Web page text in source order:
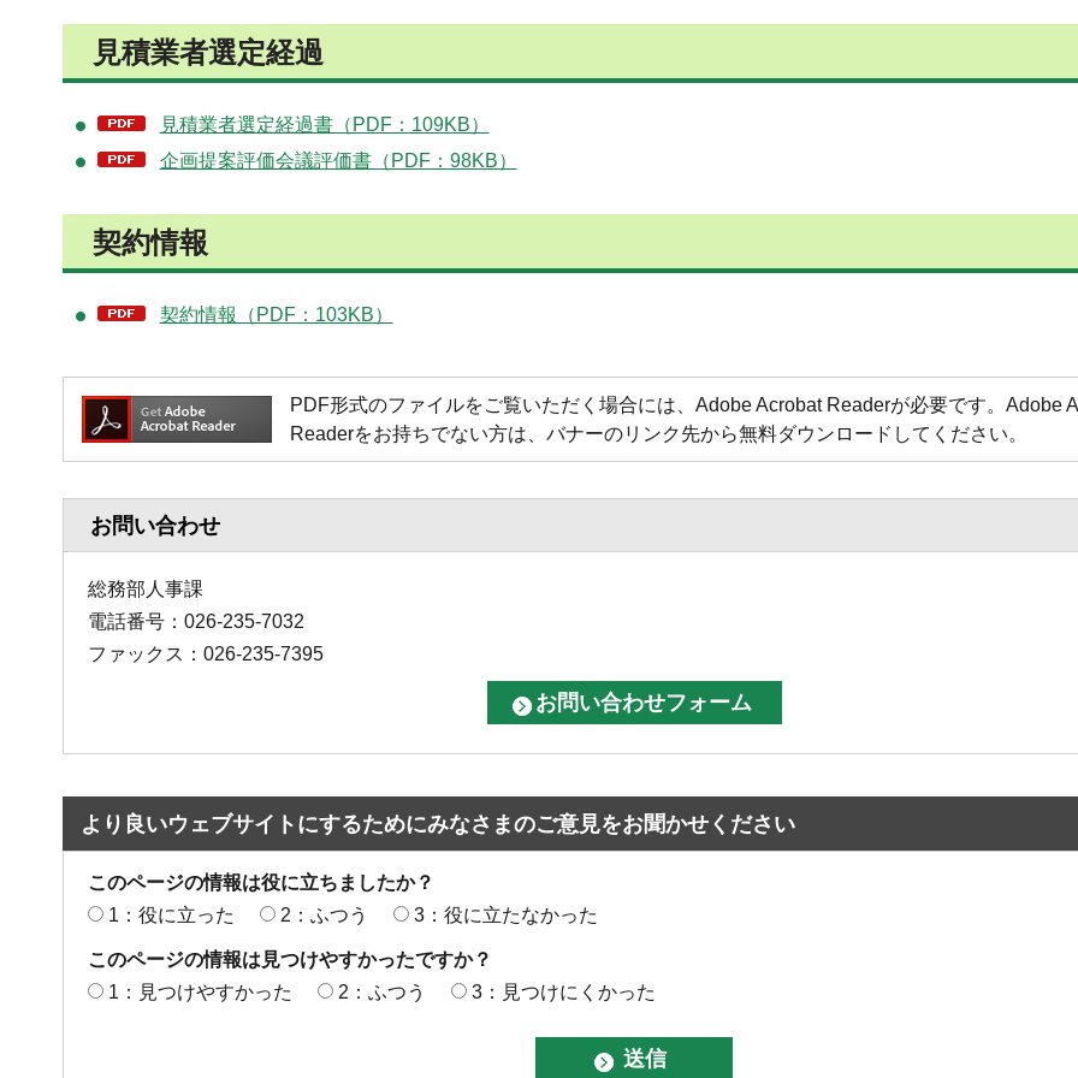
見積業者選定経過
見積業者選定経過書（PDF：109KB）
企画提案評価会議評価書（PDF：98KB）
契約情報
契約情報（PDF：103KB）
PDF形式のファイルをご覧いただく場合には、Adobe Acrobat Readerが必要です。Adobe
Readerをお持ちでない方は、バナーのリンク先から無料ダウンロードしてください。
お問い合わせ
総務部人事課
電話番号：026-235-7032
ファックス：026-235-7395
より良いウェブサイトにするためにみなさまのご意見をお聞かせください
このページの情報は役に立ちましたか？
1：役に立った
2：ふつう 3：役に立たなかった
このページの情報は見つけやすかったですか？
1：見つけやすかった
2：ふつう 3：見つけにくかった